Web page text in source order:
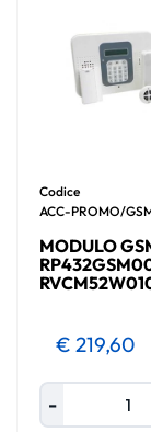
Codice
ACC-PROMO/
MODULO
€ 219,60